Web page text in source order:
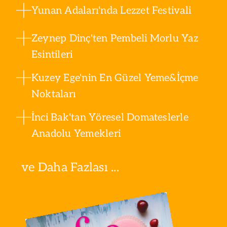
Yunan Adaları'nda Lezzet Festivali
Zeynep Dinç'ten Pembeli Morlu Yaz
Esintileri
Kuzey Ege'nin En Güzel Yeme&İçme
Noktaları
İnci Bak'tan Yöresel Domateslerle
Anadolu Yemekleri
ve Daha Fazlası ...